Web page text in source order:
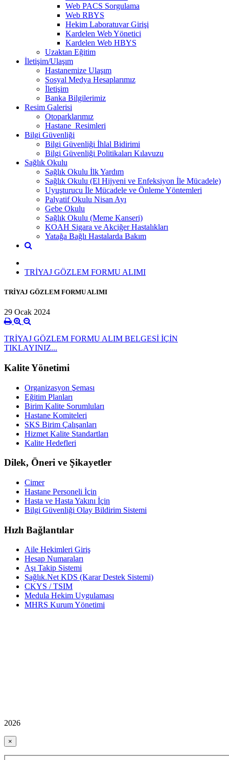
Web PACS Sorgulama
Web RBYS
Hekim Laboratuvar Girişi
Kardelen Web Yönetici
Kardelen Web HBYS
Uzaktan Eğitim
İletişim/Ulaşım
Hastanemize Ulaşım
Sosyal Medya Hesaplarımız
İletişim
Banka Bilgilerimiz
Resim Galerisi
Otoparklarımız
Hastane_Resimleri
Bilgi Güvenliği
Bilgi Güvenliği İhlal Bidirimi
Bilgi Güvenliği Politikaları Kılavuzu
Sağlık Okulu
Sağlık Okulu İlk Yardım
Sağlık Okulu (El Hijyeni ve Enfeksiyon İle Mücadele)
Uyuşturucu İle Mücadele ve Önleme Yöntemleri
Palyatif Okulu Nisan Ayı
Gebe Okulu
Sağlık Okulu (Meme Kanseri)
KOAH Sigara ve Akciğer Hastalıkları
Yatağa Bağlı Hastalarda Bakım
TRİYAJ GÖZLEM FORMU ALIMI
TRİYAJ GÖZLEM FORMU ALIMI
29 Ocak 2024
TRİYAJ GÖZLEM FORMU ALIM BELGESİ İÇİN
TIKLAYINIZ...
Kalite Yönetimi
Organizasyon Şeması
Eğitim Planları
Birim Kalite Sorumluları
Hastane Komiteleri
SKS Birim Çalışanları
Hizmet Kalite Standartları
Kalite Hedefleri
Dilek, Öneri ve Şikayetler
Cimer
Hastane Personeli İçin
Hasta ve Hasta Yakını İçin
Bilgi Güvenliği Olay Bildirim Sistemi
Hızlı Bağlantılar
Aile Hekimleri Giriş
Hesap Numaraları
Aşı Takip Sistemi
Sağlık.Net KDS (Karar Destek Sistemi)
CKYS / TSIM
Medula Hekim Uygulaması
MHRS Kurum Yönetimi
2026
×